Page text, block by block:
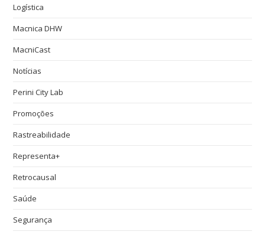
Logística
Macnica DHW
MacniCast
Notícias
Perini City Lab
Promoções
Rastreabilidade
Representa+
Retrocausal
Saúde
Segurança